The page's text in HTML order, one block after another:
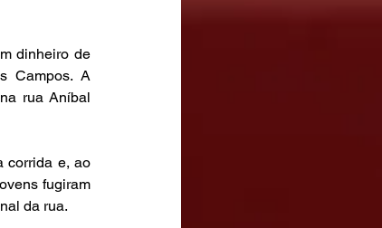
dinheiro de
Campos. A
rua Aníbal
corrida e, ao
fugiram
da rua.